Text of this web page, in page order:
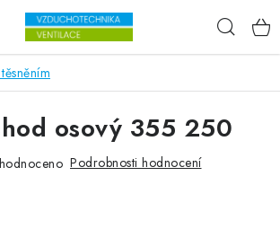
osový 355 250
Podrobnosti hodnocení